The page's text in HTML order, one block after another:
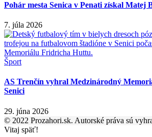
Pohár mesta Senica v Penati získal Matej
7. júla 2026
Šport
AS Trenčín vyhral Medzinárodný
Senici
29. júna 2026
© 2022 Prozahori.sk. Autorské práva sú
Vitaj späť!